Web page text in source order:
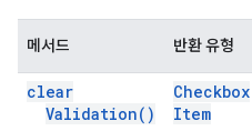
메서드 반환 유형
clear
Validation( )
Checkbox
Item